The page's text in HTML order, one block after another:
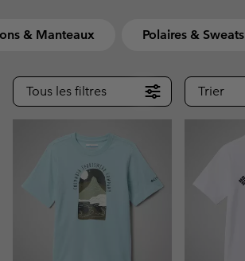
SKIP
& Manteaux Polaires & Sweats
Tous les filtres Trier